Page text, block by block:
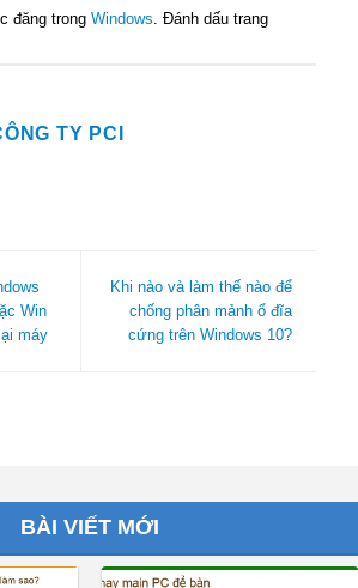
đăng trong Windows . Đánh dấu trang
TY PCI
Win
máy
Khi nào và làm thế nào để
chống phân mảnh ổ đĩa
cứng trên Windows 10?
BÀI VIẾT MỚI